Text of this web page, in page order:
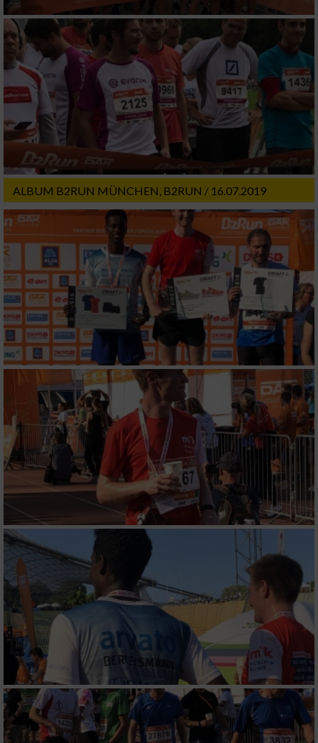
ALBUM B2RUN MÜNCHEN, B2RUN / 16.07.2019